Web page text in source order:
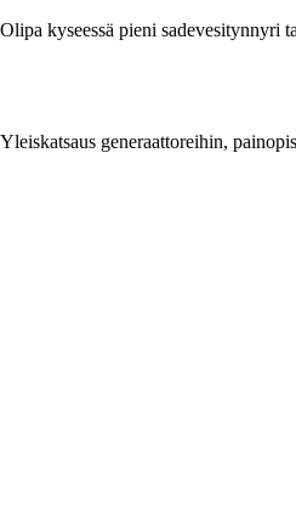
Olipa kyseessä pieni sadevesitynnyri
Yleiskatsaus generaattoreihin,